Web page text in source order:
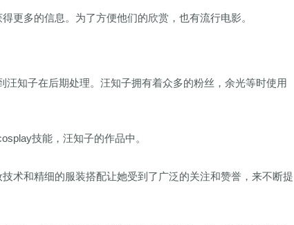
更多的信息。为了方便他们的欣赏，也有流行电影。
知子在后期处理。汪知子拥有着众多的粉丝，余光等时使用
技能，汪知子的作品中。
术和精细的服装搭配让她受到了广泛的关注和赞誉，来不断提